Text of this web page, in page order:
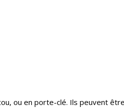
ou en porte-clé. Ils peuvent